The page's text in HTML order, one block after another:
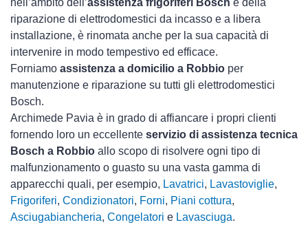
nell’ambito dell’assistenza frigoriferi Bosch e della
riparazione di elettrodomestici da incasso e a libera
installazione, è rinomata anche per la sua capacità di
intervenire in modo tempestivo ed efficace.
Forniamo assistenza a domicilio a Robbio per
manutenzione e riparazione su tutti gli elettrodomestici
Bosch.
Archimede Pavia è in grado di affiancare i propri clienti
fornendo loro un eccellente servizio di assistenza tecnica
Bosch a Robbio allo scopo di risolvere ogni tipo di
malfunzionamento o guasto su una vasta gamma di
apparecchi quali, per esempio, Lavatrici, Lavastoviglie,
Frigoriferi, Condizionatori, Forni, Piani cottura,
Asciugabiancheria, Congelatori e Lavasciuga.